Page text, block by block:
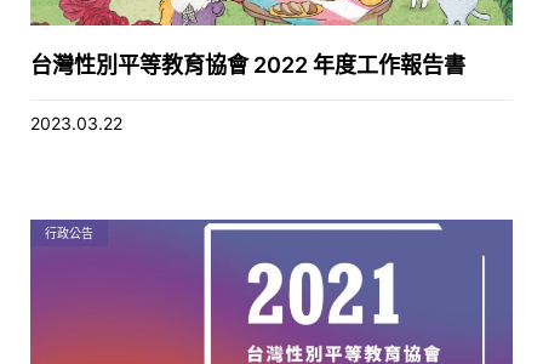
台灣性別平等教育協會 2022 年度工作報告書
2023.03.22
行政公告